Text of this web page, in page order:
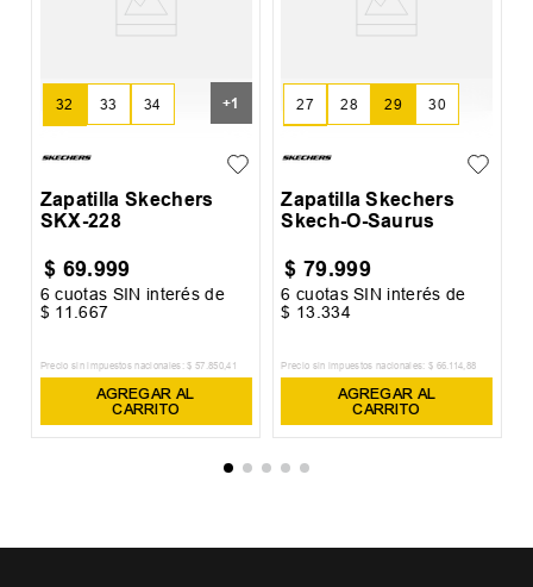
32 33 34 +1
Zapatilla Skechers
SKX-228
$ 69.999
6 cuotas SIN interés de
$ 11.667
Precio sin impuestos nacionales: $ 57 .850,41
AGREGAR AL
CARRITO
27 28 29 30
Zapatilla Skechers
Skech-O-Saurus
$ 79.999
6 cuotas SIN interés de
$ 13.334
Precio sin impuestos nacionales: $ 66.114,88
AGREGAR AL
CARRITO